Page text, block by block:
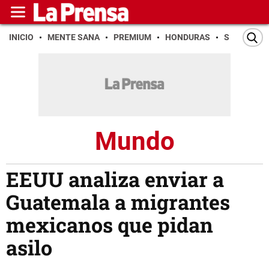
INICIO MENTE SANA PREMIUM HONDURAS SAN PEDRO
Mundo
EEUU analiza enviar a
Guatemala a migrantes
mexicanos que pidan
asilo